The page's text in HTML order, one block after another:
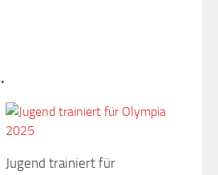
Jugend trainiert für